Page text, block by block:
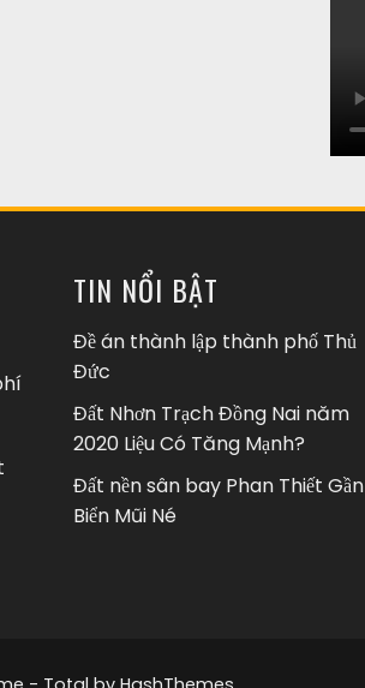
TIN NỔI BẬT
Đề án thành lập thành phố Thủ
Đức
Đất Nhơn Trạch Đồng Nai năm
2020 Liệu Có Tăng Mạnh?
Đất nền sân bay Phan Thiết Gần
Biển Mũi Né